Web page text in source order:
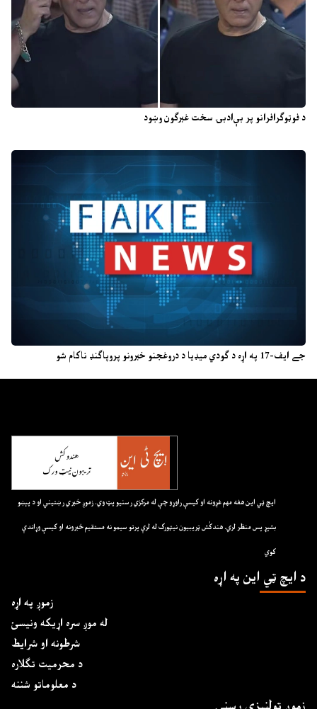
د فوټوګرافرانو پر بې‌ادبۍ سخت غبرګون وښود
جے ایف-17 په اړه د ګودي میډیا د دروغجنو خبرونو پروپاګنډ ناکام شو
ايچ ټي اين هغه مهم غږونه او کيسې راوړو چې له مرکزي رسنيو پټ وي. زموږ خبري رښتيني او د پېښو
بشپړ پس منظر لري. هندکُش ټريبيون نيټورک له لرې پرتو سيمو نه مستقيم خبرونه او کيسې وړاندې
کوي
د ايچ ټي اين په اړه
زموږ په اړه
له موږ سره اړیکه ونیسئ
شرطونه او شرایط
د محرمیت تګلاره
د معلوماتو شننه